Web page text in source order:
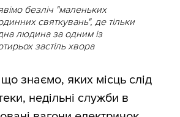
безліч "маленьких
святкувань", де тільки
людина за одним із
застіль хвора
знаємо, яких місць слід
недільні служби в